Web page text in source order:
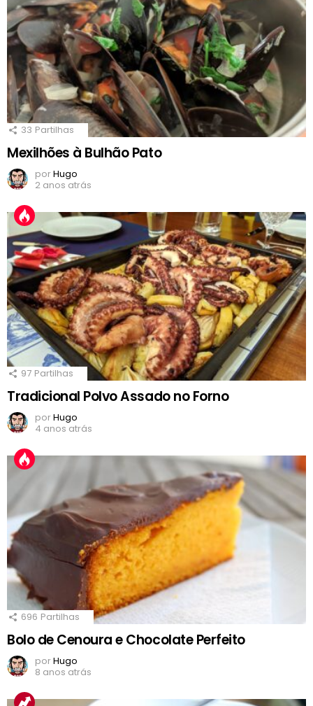
33 Partilhas
Mexilhões à Bulhão Pato
porHugo
2 anos atrás
97 Partilhas
Tradicional Polvo Assado no Forno
porHugo
4 anos atrás
696 Partilhas
Bolo de Cenoura e Chocolate Perfeito
porHugo
8 anos atrás